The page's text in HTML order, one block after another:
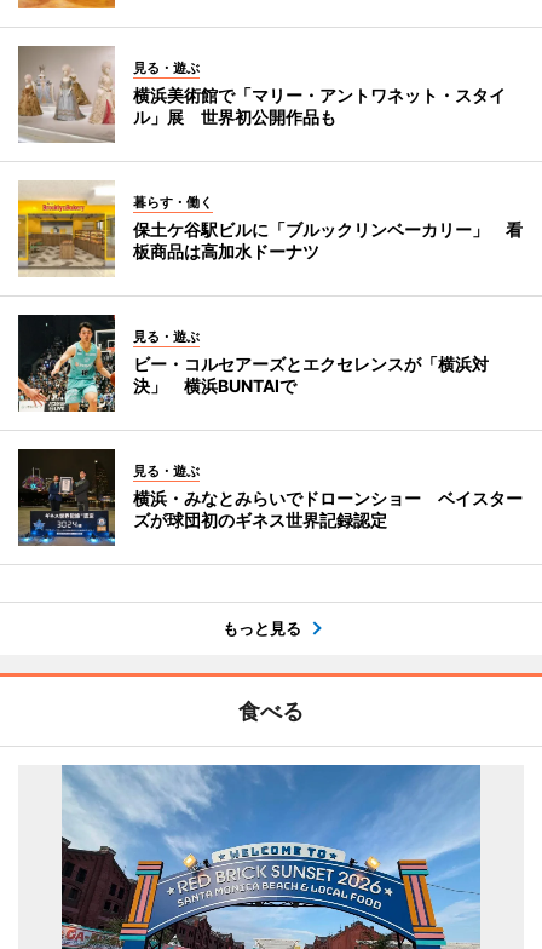
見る・遊ぶ
横浜美術館で「マリー・アントワネット・スタイ
ル」展 世界初公開作品も
暮らす・働く
保土ケ谷駅ビルに「ブルックリンベーカリー」 看
板商品は高加水ドーナツ
見る・遊ぶ
ビー・コルセアーズとエクセレンスが「横浜対
決」 横浜BUNTAIで
見る・遊ぶ
横浜・みなとみらいでドローンショー ベイスター
ズが球団初のギネス世界記録認定
もっと見る
食べる